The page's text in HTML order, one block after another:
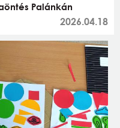
Palánkán
2026.04.18